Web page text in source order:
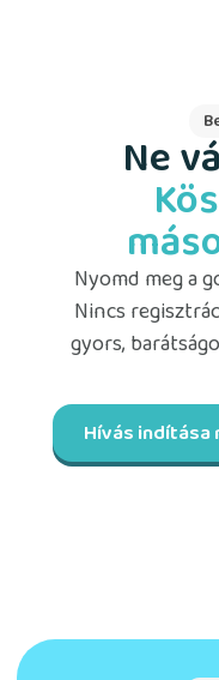
Ne
Nyomd meg a
Nincs
gyors,
Hívás indítása